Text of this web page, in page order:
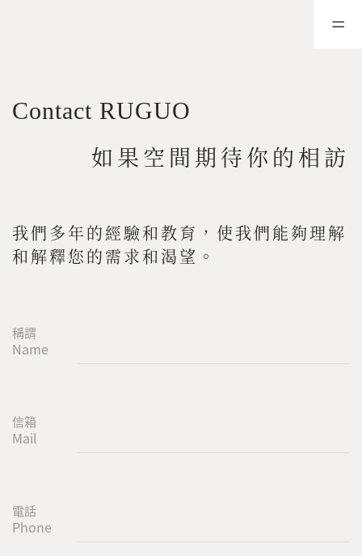
Contact RUGUO
如果空間期待你的相訪
我們多年的經驗和教育，使我們能夠理解
和解釋您的需求和渴望。
稱謂
Name
信箱
Mail
電話
Phone